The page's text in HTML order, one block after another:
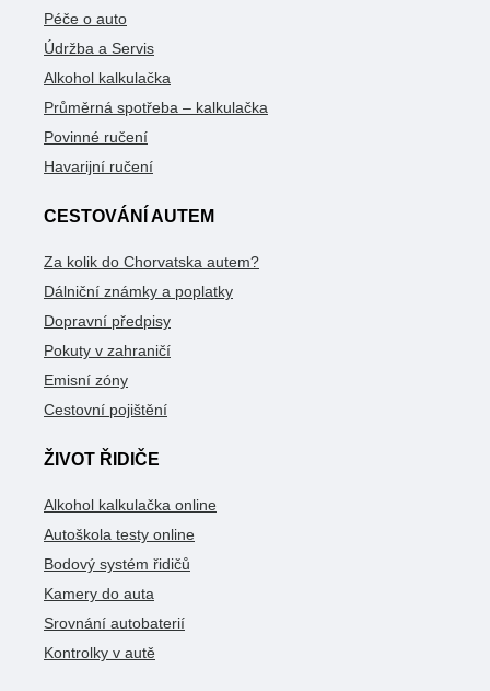
Péče o auto
Údržba a Servis
Alkohol kalkulačka
Průměrná spotřeba – kalkulačka
Povinné ručení
Havarijní ručení
CESTOVÁNÍ AUTEM
Za kolik do Chorvatska autem?
Dálniční známky a poplatky
Dopravní předpisy
Pokuty v zahraničí
Emisní zóny
Cestovní pojištění
ŽIVOT ŘIDIČE
Alkohol kalkulačka online
Autoškola testy online
Bodový systém řidičů
Kamery do auta
Srovnání autobaterií
Kontrolky v autě